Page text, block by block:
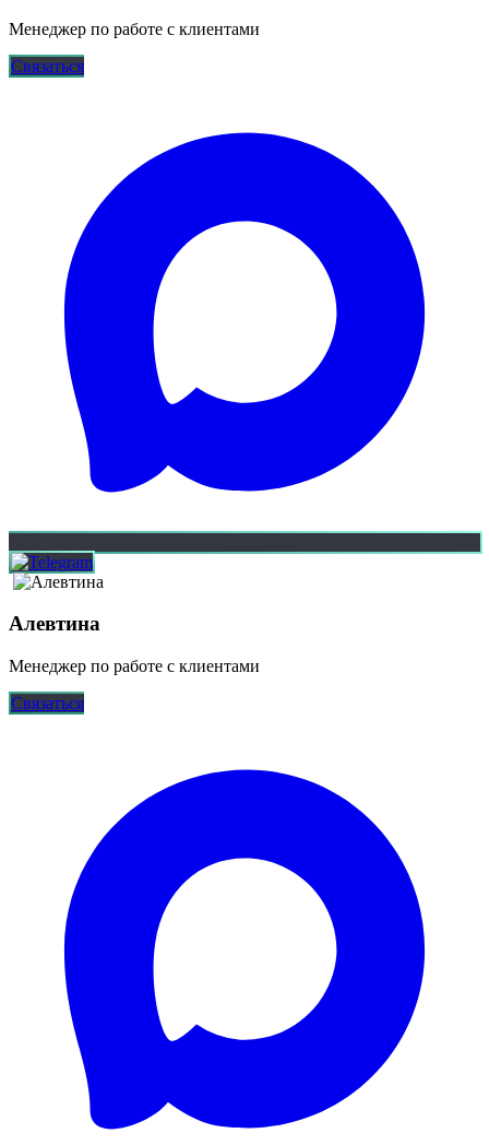
Менеджер по работе с клиентами
Связаться
Алевтина
Менеджер по работе с клиентами
Связаться